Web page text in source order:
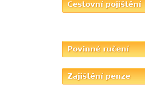
Cestovní pojištění
Povinné ručení
Zajištění penze